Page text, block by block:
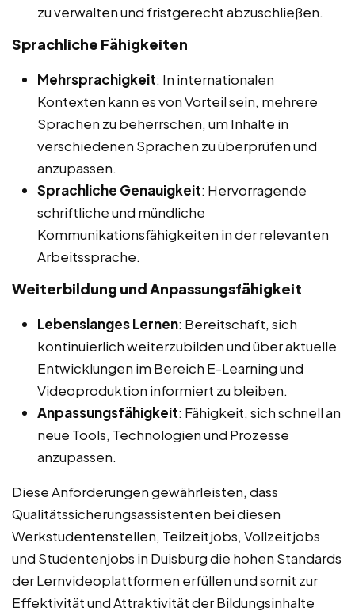
zu verwalten und fristgerecht abzuschließen.
Sprachliche Fähigkeiten
Mehrsprachigkeit: In internationalen
Kontexten kann es von Vorteil sein, mehrere
Sprachen zu beherrschen, um Inhalte in
verschiedenen Sprachen zu überprüfen und
anzupassen.
Sprachliche Genauigkeit: Hervorragende
schriftliche und mündliche
Kommunikationsfähigkeiten in der relevanten
Arbeitssprache.
Weiterbildung und Anpassungsfähigkeit
Lebenslanges Lernen: Bereitschaft, sich
kontinuierlich weiterzubilden und über aktuelle
Entwicklungen im Bereich E-Learning und
Videoproduktion informiert zu bleiben.
Anpassungsfähigkeit: Fähigkeit, sich schnell an
neue Tools, Technologien und Prozesse
anzupassen.
Diese Anforderungen gewährleisten, dass
Qualitätssicherungsassistenten bei diesen
Werkstudentenstellen, Teilzeitjobs, Vollzeitjobs
und Studentenjobs in Duisburg die hohen Standards
der Lernvideoplattformen erfüllen und somit zur
Effektivität und Attraktivität der Bildungsinhalte